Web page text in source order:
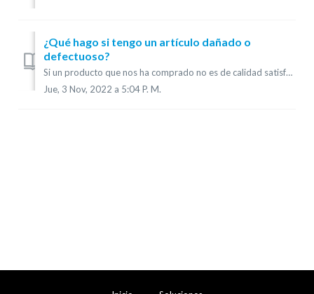
¿Qué hago si tengo un artículo dañado o
defectuoso?
Si un producto que nos ha comprado no es de calidad satisfactoria, o lo considera defectuoso, contáctenos a través de este formulario y se le indicará cómo ...
Jue, 3 Nov, 2022 a 5:04 P. M.